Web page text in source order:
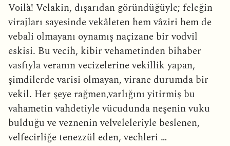
Voilà! Velakin, dışarıdan göründüğüyle; feleğin
virajları sayesinde vekâleten hem vâziri hem de
vebali olmayanı oynamış naçizane bir vodvil
eskisi. Bu vecih, kibir vehametinden bihaber
vasfıyla veranın vecizelerine vekillik yapan,
şimdilerde varisi olmayan, virane durumda bir
vekil. Her şeye rağmen,varlığını yitirmiş bu
vahametin vahdetiyle vücudunda neşenin vuku
bulduğu ve veznenin velveleleriyle beslenen,
velfecirliğe tenezzül eden, vechleri …